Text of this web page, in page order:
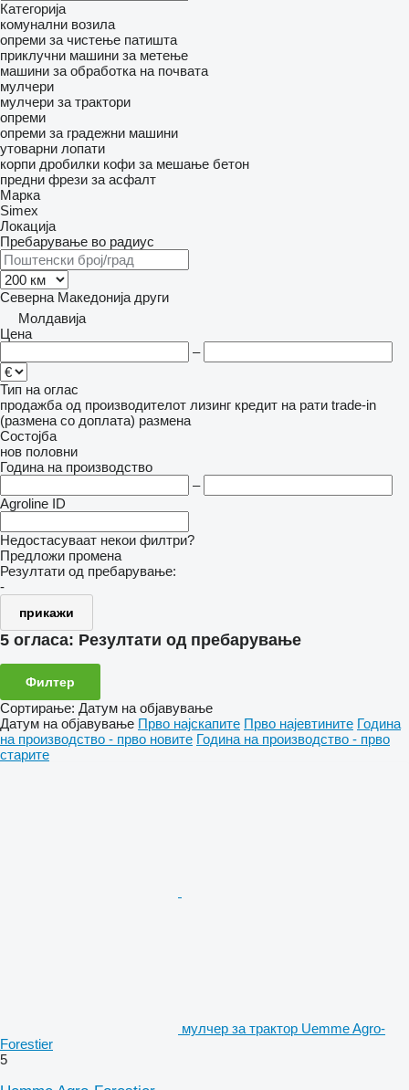
Категорија
комунални возила
опреми за чистење патишта
приклучни машини за метење
машини за обработка на почвата
мулчери
мулчери за трактори
опреми
опреми за градежни машини
утоварни лопати
корпи дробилки кофи за мешање бетон
предни фрези за асфалт
Марка
Simex
Локација
Пребарување во радиус
Северна Македонија други
Молдавија
Цена
–
Тип на оглас
продажба од производителот лизинг кредит на рати trade-in
(размена со доплата) размена
Состојба
нов половни
Година на производство
–
Agroline ID
Недостасуваат некои филтри?
Предложи промена
Резултати од пребарување:
-
прикажи
5 огласа: Резултати од пребарување
Филтер
Сортирање: Датум на објавување
Датум на објавување Прво најскапите Прво најевтините Година
на производство - прво новите Година на производство - прво
старите
мулчер за трактор Uemme Agro-
Forestier
5